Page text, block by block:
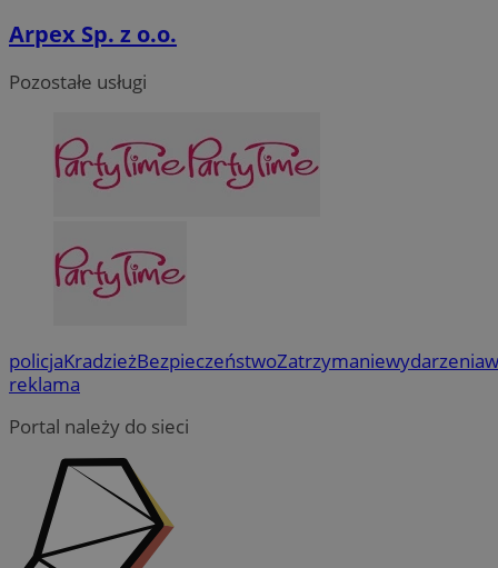
Arpex Sp. z o.o.
Pozostałe usługi
policjaKradzieżBezpieczeństwoZatrzymaniewydarzenia
reklama
Portal należy do sieci